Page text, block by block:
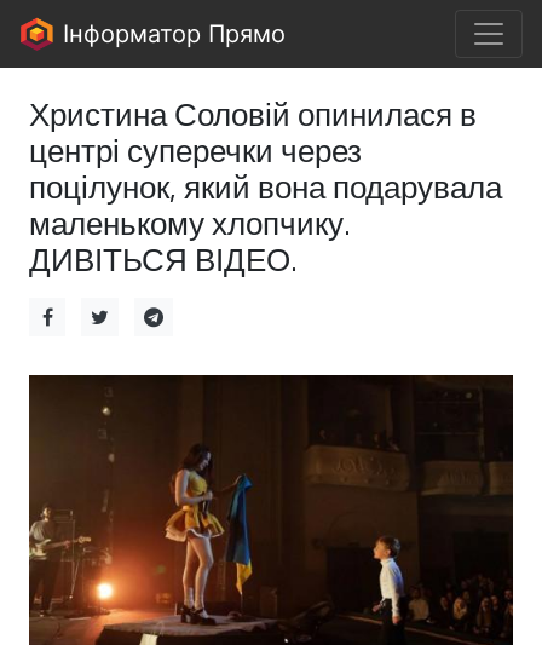
Інформатор Прямо
Христина Соловій опинилася в
центрі суперечки через
поцілунок, який вона подарувала
маленькому хлопчику.
ДИВІТЬСЯ ВІДЕО.